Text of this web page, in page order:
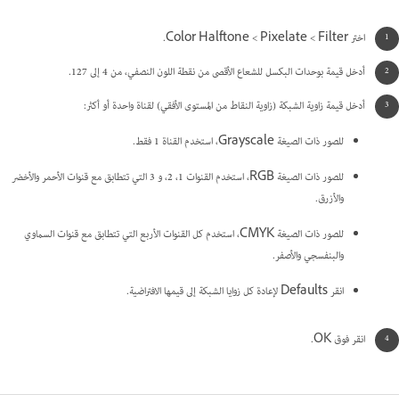
اختر Filter >‏ Pixelate >‏ Color Halftone.
أدخل قيمة بوحدات البكسل للشعاع الأقصى من نقطة اللون النصفي، من 4 إلى 127.
أدخل قيمة زاوية الشبكة (زاوية النقاط من المستوى الأفقي) لقناة واحدة أو أكثر:
للصور ذات الصيغة Grayscale، استخدم القناة 1 فقط.
للصور ذات الصيغة RGB، استخدم القنوات 1، 2، و 3 التي تتطابق مع قنوات الأحمر والأخضر
والأزرق.
للصور ذات الصيغة CMYK، استخدم كل القنوات الأربع التي تتطابق مع قنوات السماوي
والبنفسجي والأصفر.
انقر Defaults لإعادة كل زوايا الشبكة إلى قيمها الافتراضية.
انقر فوق OK.